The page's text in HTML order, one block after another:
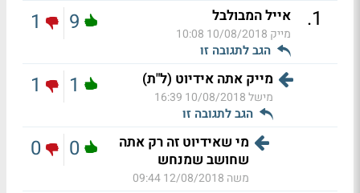
1
. אייל המבולבל
מייק 10/08/2018 10:08
הגב לתגובה זו
9
1
מייק אתה אידיוט (ל"ת)
מישל10/08/2018 16:39
הגב לתגובה זו
1
1
מי שאידיוט זה רק אתה
שחושב שמנחש
משה 12/08/2018 09:44
0
0